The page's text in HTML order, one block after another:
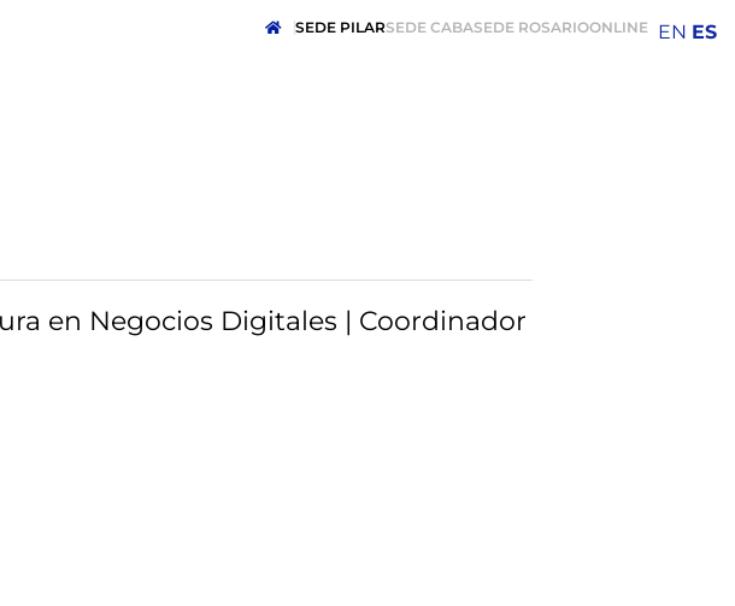
SEDE PILARSEDE CABASEDE ROSARIOONLINE
en Negocios Digitales | Coordinador
EN ES